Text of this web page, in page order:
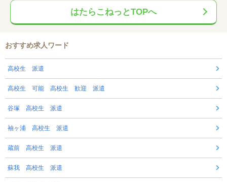
はたらこねっとTOPへ
おすすめ求人ワード
高校生 派遣
高校生 可能 高校生 歓迎 派遣
谷塚 高校生 派遣
袖ヶ浦 高校生 派遣
蔵前 高校生 派遣
蘇我 高校生 派遣